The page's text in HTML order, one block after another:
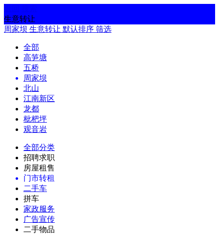
生意转让
周家坝 生意转让 默认排序 筛选
全部
高笋塘
五桥
周家坝
北山
江南新区
龙都
枇杷坪
观音岩
全部分类
招聘求职
房屋租售
门市转租
二手车
拼车
家政服务
广告宣传
二手物品